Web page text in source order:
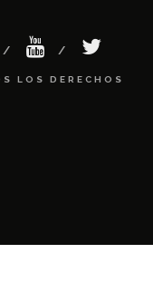
LOS DERECHOS